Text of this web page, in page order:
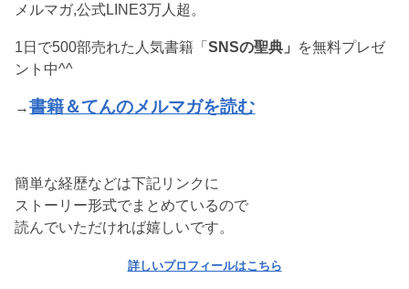
メルマガ,公式LINE3万人超。
1日で500部売れた人気書籍「SNSの聖典」 を無料プレゼ
ント中^^
→書籍＆てんのメルマガを読む
簡単な経歴などは下記リンクに
ストーリー形式でまとめているので
読んでいただければ嬉しいです。
詳しいプロフィールはこちら